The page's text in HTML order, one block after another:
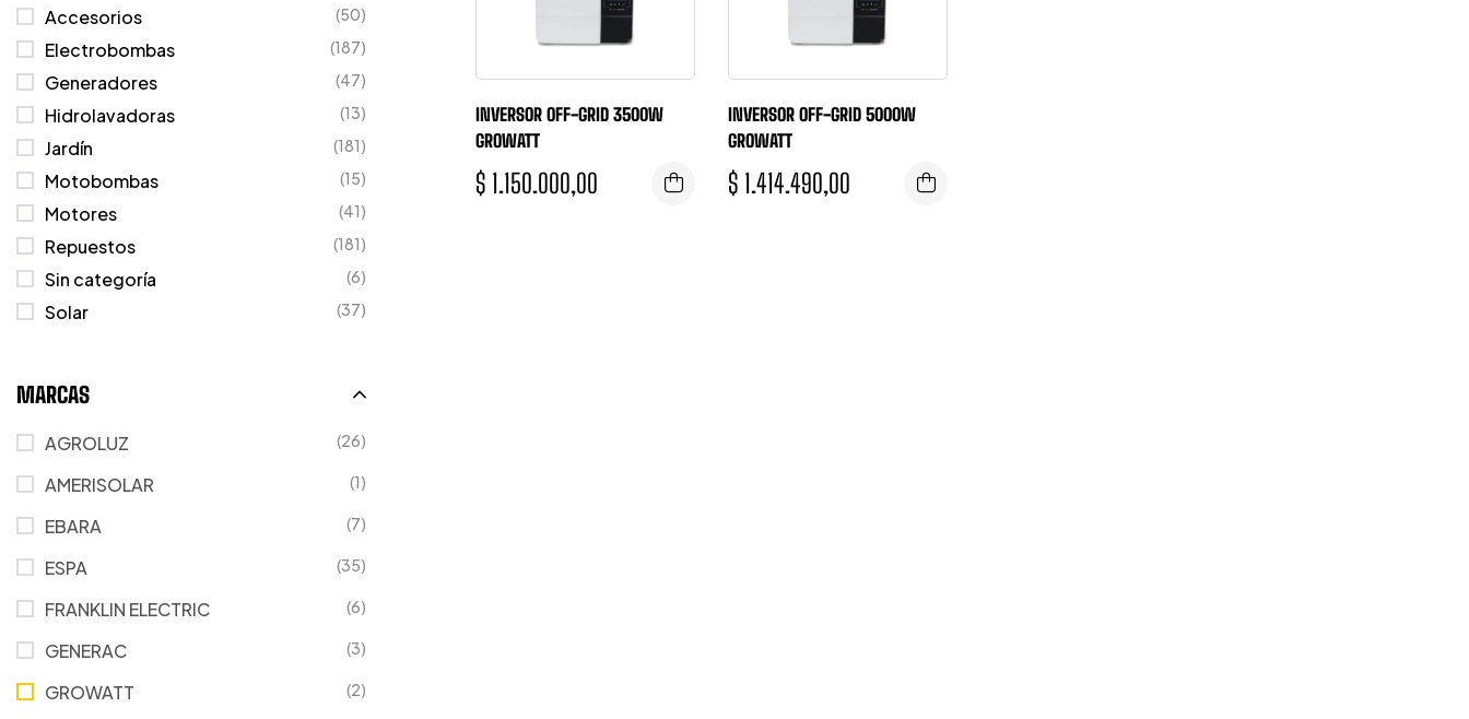
INVERSOR OFF-GRID 3500W
GROWATT
$ 1.150.000,00
INVERSOR OFF-GRID 5000W
GROWATT
$ 1.414.490,00
Accesorios (50)
Electrobombas (187)
Generadores (47)
Hidrolavadoras (13)
Jardín (181)
Motobombas (15)
Motores (41)
Repuestos (181)
Sin categoría (6)
Solar (37)
MARCAS
AGROLUZ (26)
AMERISOLAR (1)
EBARA (7)
ESPA (35)
FRANKLIN ELECTRIC (6)
GENERAC (3)
GROWATT (2)